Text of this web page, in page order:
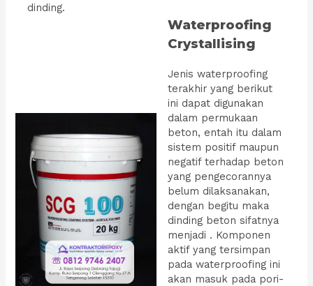
dinding.
Waterproofing
Crystallising
Jenis waterproofing
terakhir yang berikut
ini dapat digunakan
dalam permukaan
beton, entah itu dalam
sistem positif maupun
negatif terhadap beton
yang pengecorannya
belum dilaksanakan,
dengan begitu maka
dinding beton sifatnya
menjadi . Komponen
aktif yang tersimpan
pada waterproofing ini
akan masuk pada pori-